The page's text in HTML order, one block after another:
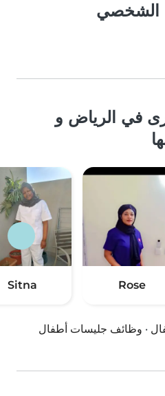
الشخصي
في الرياض و
Rose
Sitna
· وظائف جليسات أطفال